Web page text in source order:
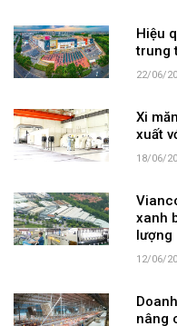
Hiệu
trung
22/06/
Xi
xuất
18/06/
xanh
lượng
12/06/
nâng